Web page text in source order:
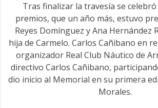
Tras finalizar la travesía se
premios, que un año más, estuvo
Reyes Domínguez y Ana Hernández
hija de Carmelo. Carlos Cañibano en
organizador Real Club Náutico de
directivo Carlos Cañibano,
dio inicio al Memorial en su primera
Morales.